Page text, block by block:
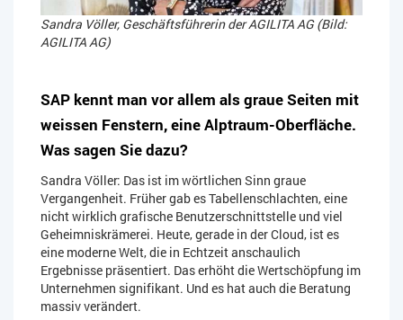
Sandra Völler, Geschäftsführerin der AGILITA AG (Bild:
AGILITA AG)
SAP kennt man vor allem als graue Seiten mit
weissen Fenstern, eine Alptraum-Oberfläche.
Was sagen Sie dazu?
Sandra Völler: Das ist im wörtlichen Sinn graue
Vergangenheit. Früher gab es Tabellenschlachten, eine
nicht wirklich grafische Benutzerschnittstelle und viel
Geheimniskrämerei. Heute, gerade in der Cloud, ist es
eine moderne Welt, die in Echtzeit anschaulich
Ergebnisse präsentiert. Das erhöht die Wertschöpfung im
Unternehmen signifikant. Und es hat auch die Beratung
massiv verändert.